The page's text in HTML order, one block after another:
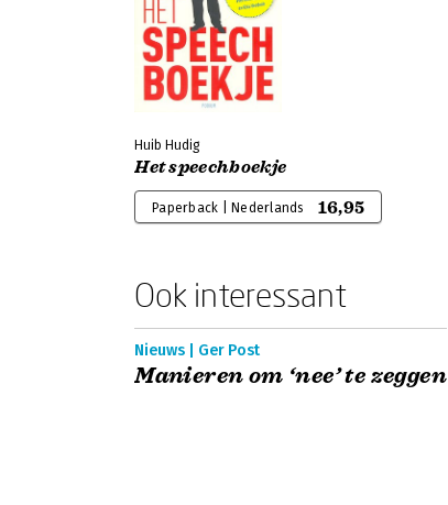
Huib Hudig
Het speechboekje
Paperback | Nederlands 16,95
Ook interessant
Nieuws | Ger Post
Manieren om ‘nee’ te zeggen